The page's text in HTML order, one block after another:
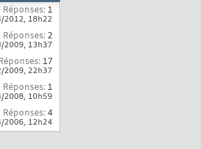
Réponses: 1
2012, 18h22
Réponses: 2
2009, 13h37
17
2009, 22h37
Réponses: 1
2008, 10h59
Réponses:4
2006, 12h24